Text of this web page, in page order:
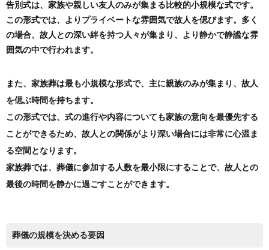
告別式は、家族や親しい友人のみが集まる比較的小規模な式です。
この形式では、よりプライベートな雰囲気で故人を偲びます。多く
の場合、故人との深い絆を持つ人々が集まり、より静かで静謐な雰
囲気の中で行われます。
また、家族葬は最も小規模な形式で、主に親族のみが集まり、故人
を偲ぶ時間を持ちます。
この形式では、式の進行や内容についても家族の意向を最優先する
ことができるため、故人との関係がより深い場合には非常に心温ま
る空間となります。
家族葬では、葬儀に参加する人数を最小限にすることで、故人との
最後の時間を静かに過ごすことができます。
葬儀の規模を決める要因